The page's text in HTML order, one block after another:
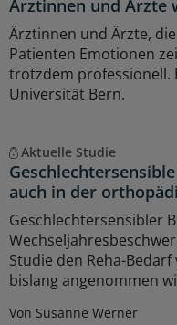
Ärztinnen und Ärzte
Ärztinnen und Ärzte,
Patienten Emotionen
trotzdem professionell.
Universität Bern.
Aktuelle Studie
auch in der
Geschlechtersensibler
Studie den Reha-
bislang angenommen
Von Susanne Werner